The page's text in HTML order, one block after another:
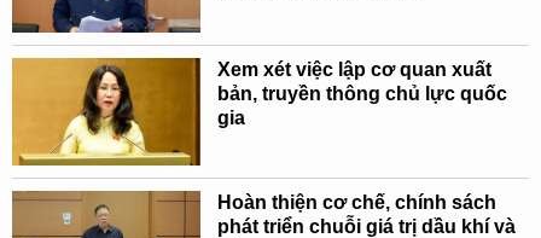
Xem xét việc lập cơ quan xuất
bản, truyền thông chủ lực quốc
gia
Hoàn thiện cơ chế, chính sách
phát triển chuỗi giá trị dầu khí và